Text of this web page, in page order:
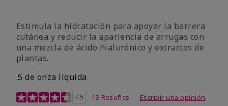
Estimula la hidratación para apoyar la barrera
cutánea y reducir la apariencia de arrugas con
una mezcla de ácido hialurónico y extractos de
plantas.
.5 de onza líquida
Calificación de clientes de 3,2 de 5
4.5 13 Reseñas Escribir una opinión